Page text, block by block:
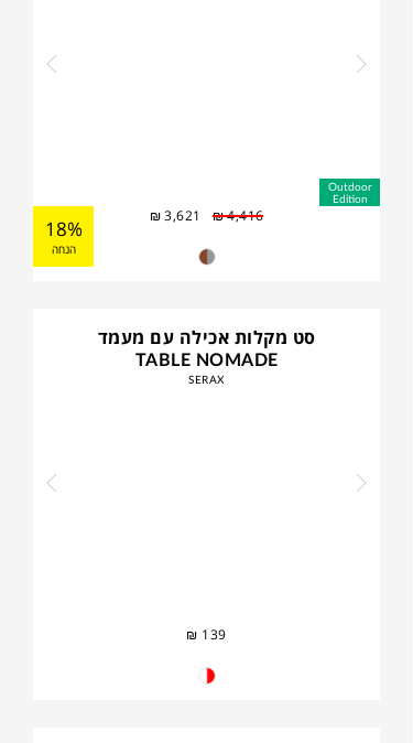
₪4,416
₪3,621
Outdoor
Edition
18%
הנחה
סט מקלות אכילה עם מעמד
TABLE NOMADE
SERAX
₪ 139